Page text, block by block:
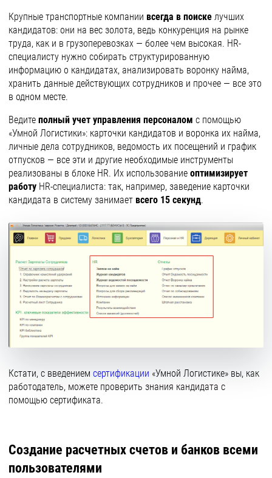
Крупные транспортные компании всегда в поиске лучших
кандидатов: они на вес золота, ведь конкуренция на рынке
труда, как и в грузоперевозках — более чем высокая. HR-
специалисту нужно собирать структурированную
информацию о кандидатах, анализировать воронку найма,
хранить данные действующих сотрудников и прочее — все это
в одном месте.
Ведите полный учет управления персоналом с помощью
«Умной Логистики»: карточки кандидатов и воронка их найма,
личные дела сотрудников, ведомость их посещений и график
отпусков — все эти и другие необходимые инструменты
реализованы в блоке HR. Их использование оптимизирует
работу HR-специалиста: так, например, заведение карточки
кандидата в систему занимает всего 15 секунд.
Кстати, с введением сертификации «Умной Логистике» вы, как
работодатель, можете проверить знания кандидата с
помощью сертификата.
Создание расчетных счетов и банков всеми
пользователями